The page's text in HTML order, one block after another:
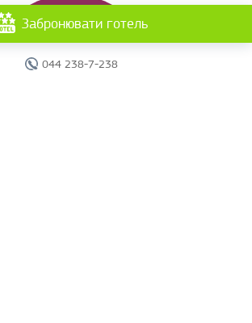
044 238-7-238
Забронювати готель